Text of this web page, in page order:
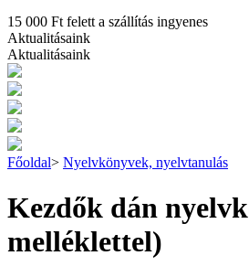
15 000 Ft felett a szállítás ingyenes
Aktualitásaink
Aktualitásaink
Főoldal> Nyelvkönyvek, nyelvtanulás
Kezdők dán
melléklettel)